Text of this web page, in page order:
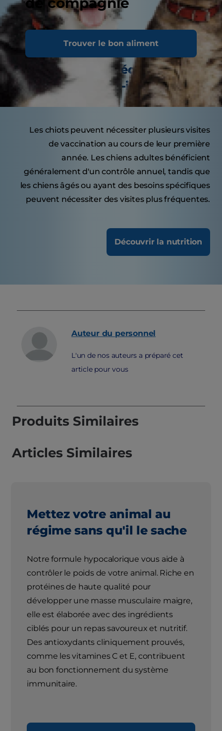
Trouver le bon aliment
Conseils savoureux
À quelle fréquence votre
chien doit-il consulter le
vétérinaire ?
Les chiots peuvent nécessiter plusieurs visites
de vaccination au cours de leur première
année. Les chiens adultes bénéficient
généralement d'un contrôle annuel, tandis que
les chiens âgés ou ayant des besoins spécifiques
peuvent nécessiter des visites plus fréquentes.
Découvrir la nutrition
Auteur du personnel
L'un de nos auteurs a préparé cet
article pour vous
Produits Similaires
Articles Similaires
Mettez votre animal au
régime sans qu'il le sache
Notre formule hypocalorique vous aide à
contrôler le poids de votre animal. Riche en
protéines de haute qualité pour
développer une masse musculaire maigre,
elle est élaborée avec des ingrédients
ciblés pour un repas savoureux et nutritif.
Des antioxydants cliniquement prouvés,
comme les vitamines C et E, contribuent
au bon fonctionnement du système
immunitaire.